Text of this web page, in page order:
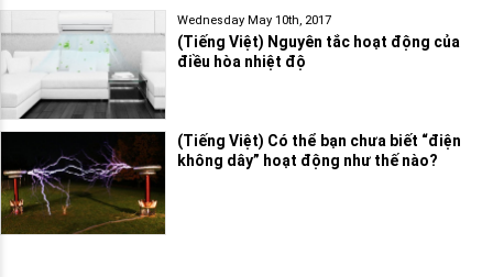
Wednesday May 10th, 2017
(Tiếng Việt) Nguyên tắc hoạt động của
điều hòa nhiệt độ
(Tiếng Việt) Có thể bạn chưa biết “điện
không dây” hoạt động như thế nào?